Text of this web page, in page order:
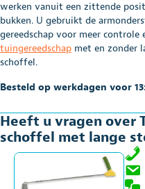
werken vanuit een zittende
bukken. U gebruikt de
gereedschap voor meer
tuingereedschap met en zonder
schoffel.
Besteld op werkdagen voor
Heeft u vragen over
schoffel met lange